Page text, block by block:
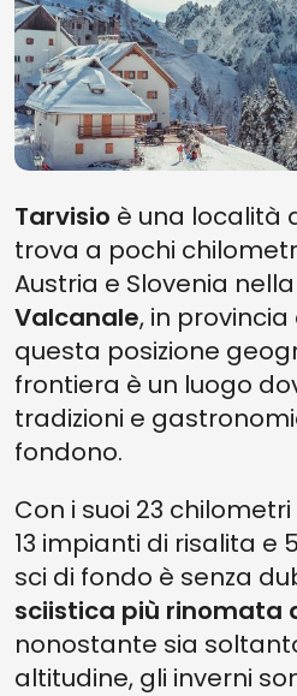
Tarvisio è una località
trova a pochi
Austria e Slovenia
Valcanale, in provincia
questa posizione
frontiera è un luogo
tradizioni e
fondono.
Con i suoi 23
13 impianti di risalita e
sci di fondo è senza
sciistica più rinomata
nonostante sia
altitudine, gli inverni